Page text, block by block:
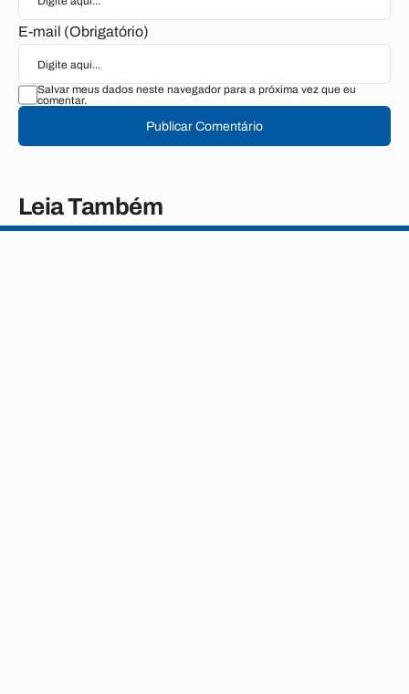
E-mail (Obrigatório)
Salvar meus dados neste navegador para a próxima vez que eu
comentar.
Publicar Comentário
Leia Também